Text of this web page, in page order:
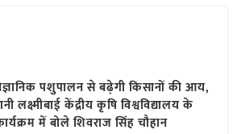
पशुपालन से बढ़ेगी किसानों की आय,
लक्ष्मीबाई केंद्रीय कृषि विश्वविद्यालय के
में बोले शिवराज सिंह चौहान